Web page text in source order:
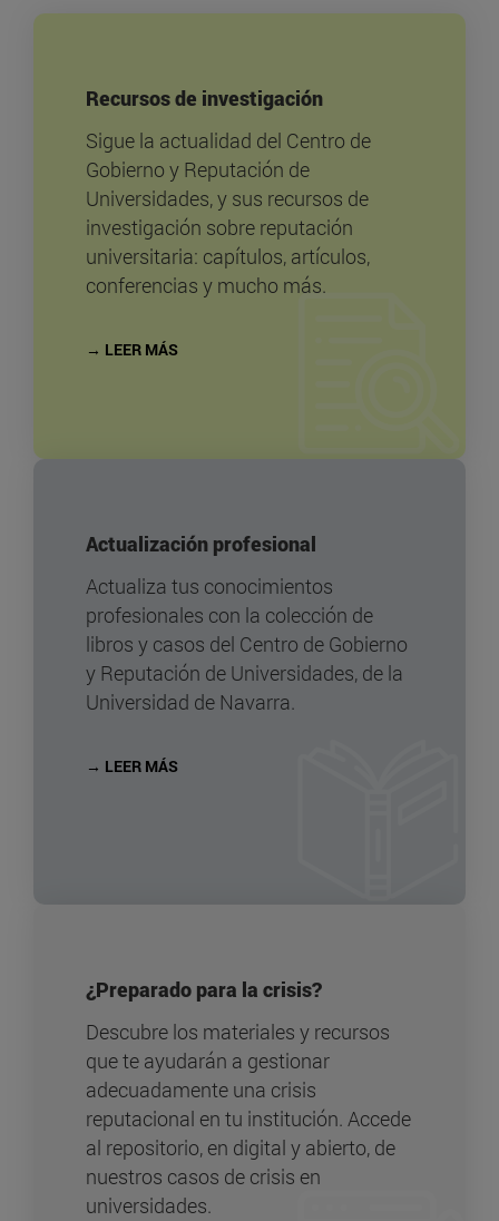
Recursos de investigación
Sigue la actualidad del Centro de
Gobierno y Reputación de
Universidades, y sus recursos de
investigación sobre reputación
universitaria: capítulos, artículos,
conferencias y mucho más.
→ LEER MÁS
Actualización profesional
Actualiza tus conocimientos
profesionales con la colección de
libros y casos del Centro de Gobierno
y Reputación de Universidades, de la
Universidad de Navarra.
→ LEER MÁS
¿Preparado para la crisis?
Descubre los materiales y recursos
que te ayudarán a gestionar
adecuadamente una crisis
reputacional en tu institución. Accede
al repositorio, en digital y abierto, de
nuestros casos de crisis en
universidades.